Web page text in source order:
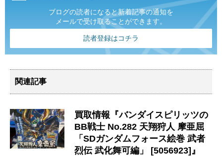
ブログの読者になると新着記事の通知を
メールで受け取ることができます。
読者登録はコチラ
関連記事
買取情報『バンダイスピリッツの
BB戦士 ​No.282 ​天翔狩人 ​摩亜屈 ​
「SDガンダムフォース絵巻 ​武者
烈伝 ​武化舞可編」 ​[5056923]』